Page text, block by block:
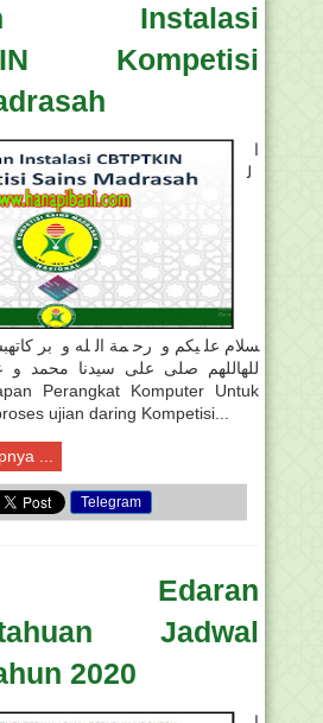
Instalasi
Kompetisi
ل
سلام عليكم و رحمة الله و
للهاللهم صلى على سيدنا محمد
ujian daring Kompetisi...
...
Telegram
Edaran
Jadwal
2020